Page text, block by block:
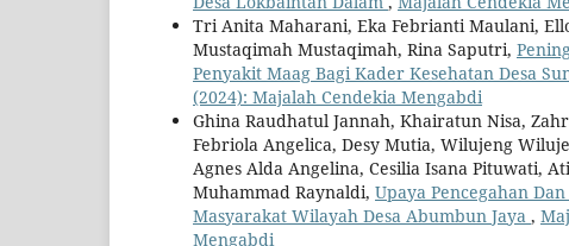
Tri Anita Maharani, Eka Febrianti Maulani,
Mustaqimah Mustaqimah, Rina Saputri,
Penyakit Maag Bagi Kader Kesehatan Desa
(2024): Majalah Cendekia Mengabdi
Ghina Raudhatul Jannah, Khairatun Nisa,
Febriola Angelica, Desy Mutia, Wilujeng
Agnes Alda Angelina, Cesilia Isana Pituwati,
Muhammad Raynaldi, Upaya Pencegahan
Masyarakat Wilayah Desa Abumbun Jaya ,
Mengabdi